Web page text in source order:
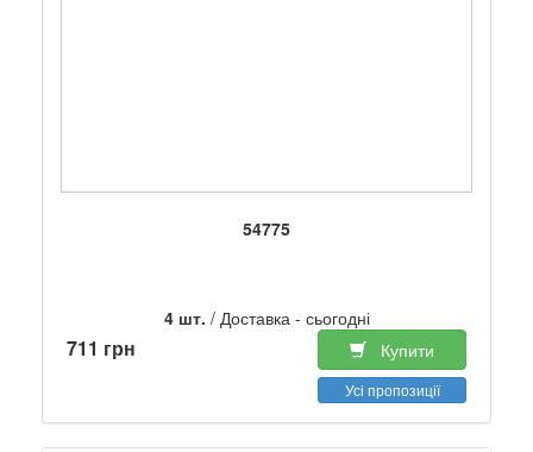
54775
4 шт. / Доставка - сьогодні
711 грн Купити
Усі пропозиції